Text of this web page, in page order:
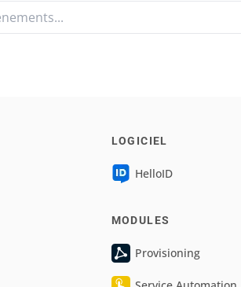
LOGICIEL
HelloID
MODULES
Provisioning